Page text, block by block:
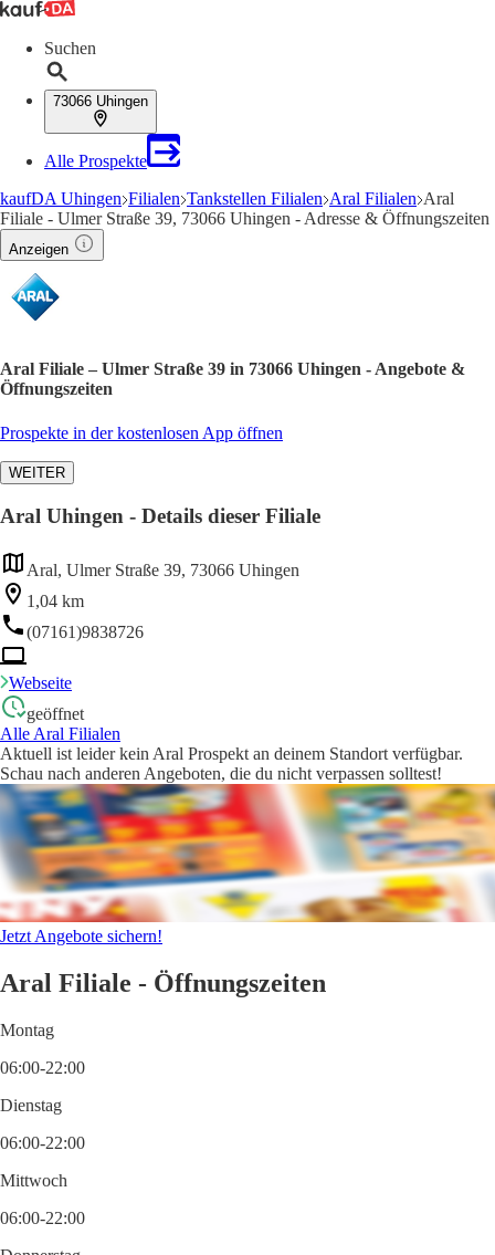
Suchen
73066 Uhingen
Alle Prospekte
kaufDA Uhingen Filialen Tankstellen Filialen Aral Filialen Aral
Filiale - Ulmer Straße 39, 73066 Uhingen - Adresse & Öffnungszeiten
Anzeigen
Aral Filiale – Ulmer Straße 39 in 73066 Uhingen - Angebote &
Öffnungszeiten
Prospekte in der kostenlosen App öffnen
WEITER
Aral Uhingen - Details dieser Filiale
Aral, Ulmer Straße 39, 73066 Uhingen
1,04 km
(07161)9838726
Webseite
geöffnet
Alle Aral Filialen
Aktuell ist leider kein Aral Prospekt an deinem Standort verfügbar.
Schau nach anderen Angeboten, die du nicht verpassen solltest!
Jetzt Angebote sichern!
Aral Filiale - Öffnungszeiten
Montag
06:00-22:00
Dienstag
06:00-22:00
Mittwoch
06:00-22:00